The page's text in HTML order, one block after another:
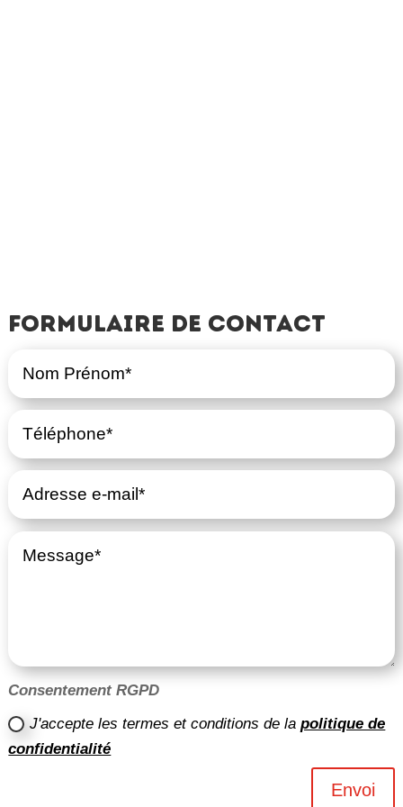
Formulaire de contact
Consentement RGPD
J'accepte les termes et conditions de lapolitique de
confidentialité
Envoi